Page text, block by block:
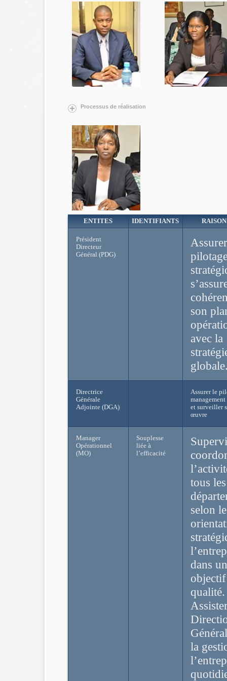
Processus de réalisation
ENTITES IDENTIFIANTS
Président
Directeur
Général (PDG)
son
avec la
Directrice
Générale
Adjointe (DGA)
Assurer le
et surveiller
œuvre
Manager
Opérationnel
(MO)
Souplesse
liée à
l’efficacité
tous les
selon
dans un
qualité.
la